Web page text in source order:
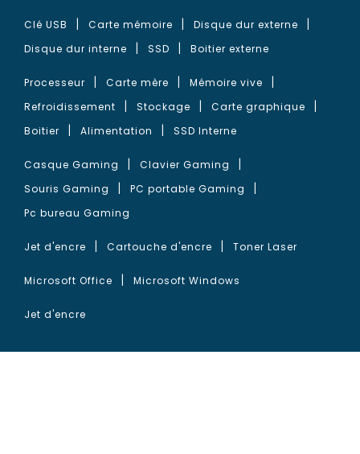
Clé USB Carte mémoire
Disque dur externe
Disque dur interne
SSD Boitier externe
Processeur Carte mère
Mémoire vive
Refroidissement
Stockage
Carte graphique
Boitier
Alimentation SSD Interne
Casque Gaming
Clavier Gaming
Souris Gaming
PC portable Gaming
Pc bureau Gaming
Jet d'encre Cartouche d'encre Toner Laser
Microsoft Office Microsoft Windows
Jet d'encre